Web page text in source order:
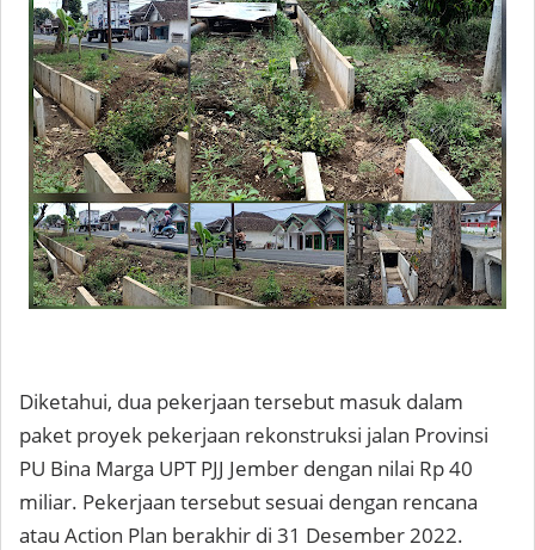
Diketahui, dua pekerjaan tersebut masuk dalam
paket proyek pekerjaan rekonstruksi jalan Provinsi
PU Bina Marga UPT PJJ Jember dengan nilai Rp 40
miliar. Pekerjaan tersebut sesuai dengan rencana
atau Action Plan berakhir di 31 Desember 2022.